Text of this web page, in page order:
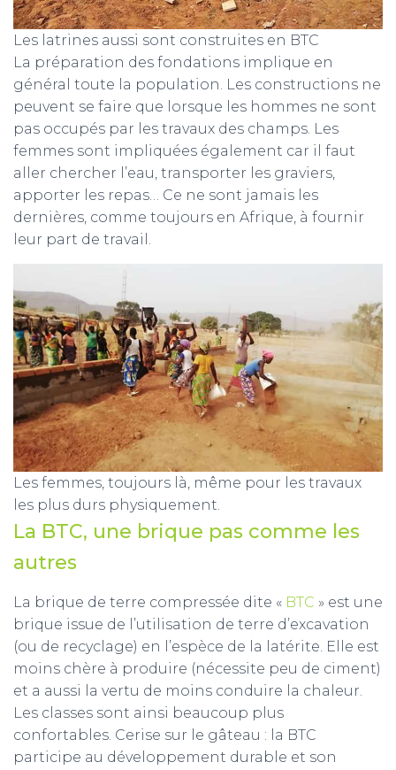
Les latrines aussi sont construites en BTC
La préparation des fondations implique en
général toute la population. Les constructions ne
peuvent se faire que lorsque les hommes ne sont
pas occupés par les travaux des champs. Les
femmes sont impliquées également car il faut
aller chercher l’eau, transporter les graviers,
apporter les repas… Ce ne sont jamais les
dernières, comme toujours en Afrique, à fournir
leur part de travail.
Les femmes, toujours là, même pour les travaux
les plus durs physiquement.
La BTC, une brique pas comme les
autres
La brique de terre compressée dite « BTC » est une
brique issue de l’utilisation de terre d’excavation
(ou de recyclage) en l’espèce de la latérite. Elle est
moins chère à produire (nécessite peu de ciment)
et a aussi la vertu de moins conduire la chaleur.
Les classes sont ainsi beaucoup plus
confortables. Cerise sur le gâteau : la BTC
participe au développement durable et son